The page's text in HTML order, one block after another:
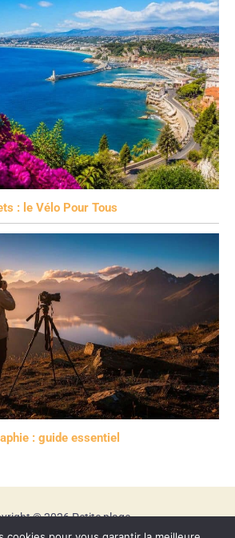
: le Vélo Pour Tous
: guide essentiel
© 2026 Petite plage